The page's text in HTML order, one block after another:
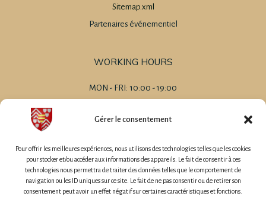
Gérer le consentement
Pour offrir les meilleures expériences, nous utilisons des technologies telles que les cookies
pour stocker et/ou accéder aux informations des appareils. Le fait de consentir à ces
technologies nous permettra de traiter des données telles que le comportement de
navigation ou les ID uniques sur ce site. Le fait de ne pas consentir ou de retirer son
consentement peut avoir un effet négatif sur certaines caractéristiques et fonctions.
Sitemap.xml
Partenaires événementiel
WORKING HOURS
MON - FRI: 10:00 - 19:00
SUN 09:00 - 14:00
MARIAGES
EVENEMENT D'ENTREPRISE
CHAMBRES D'HÔTES
GÎTES